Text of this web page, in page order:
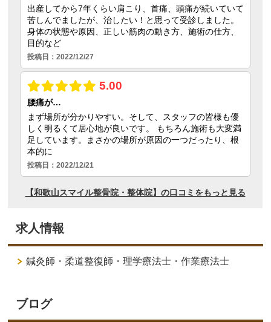
求人情報
鍼灸師・柔道整復師・理学療法士・作業療法士
ブログ